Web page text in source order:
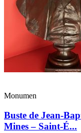
Monumen
Buste de Jean-
Mines – Saint-É...